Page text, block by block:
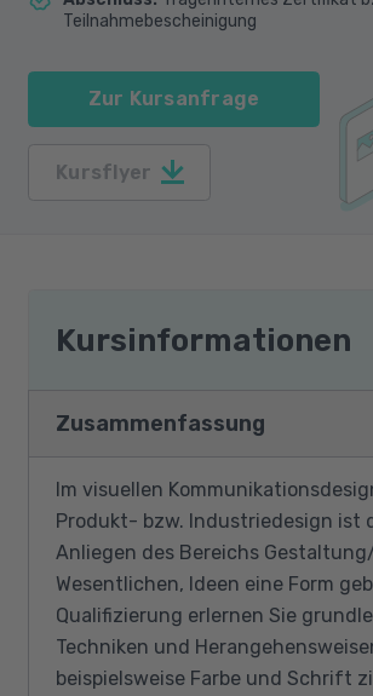
Teilnahmebescheinigung
Zur Kursanfrage
Kursflyer
Kursinformationen
Zusammenfassung
Im visuellen
Produkt- bzw. Industriedesign ist
Anliegen des Bereichs
Wesentlichen, Ideen eine Form
Qualifizierung erlernen Sie
Techniken und
beispielsweise Farbe und Schrift